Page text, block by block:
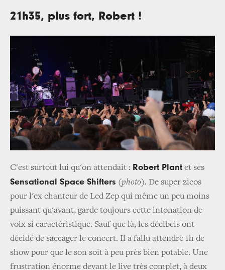
21h35, plus fort, Robert !
C'est surtout lui qu'on attendait : Robert Plant et ses
Sensational Space Shifters (photo). De super zicos
pour l'ex chanteur de Led Zep qui même un peu moins
puissant qu'avant, garde toujours cette intonation de
voix si caractéristique. Sauf que là, les décibels ont
décidé de saccager le concert. Il a fallu attendre 1h de
show pour que le son soit à peu près bien potable. Une
frustration énorme devant le live très complet, à deux